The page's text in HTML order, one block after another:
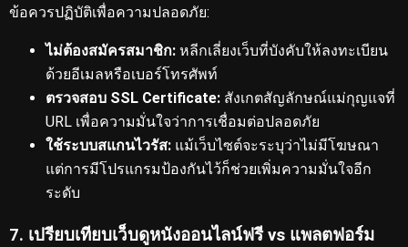
ข้อควรปฏิบัติเพื่อความปลอดภัย:
ไม่ต้องสมัครสมาชิก: หลีกเลี่ยงเว็บที่บังคับให้ลงทะเบียน
ด้วยอีเมลหรือเบอร์โทรศัพท์
ตรวจสอบ SSL Certificate: สังเกตสัญลักษณ์แม่กุญแจที่
URL เพื่อความมั่นใจว่าการเชื่อมต่อปลอดภัย
ใช้ระบบสแกนไวรัส: แม้เว็บไซต์จะระบุว่าไม่มีโฆษณา
แต่การมีโปรแกรมป้องกันไว้ก็ช่วยเพิ่มความมั่นใจอีก
ระดับ
7. เปรียบเทียบเว็บดูหนังออนไลน์ฟรี vs แพลตฟอร์ม